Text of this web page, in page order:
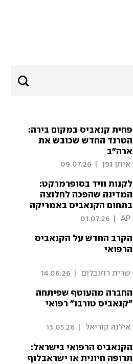
פחית קנאביס במקום בירה:
הטרנד החדש שכובש את
ארה"ב
איתן גפן 09.07.26
לקנות וויד בסופרמרקט:
המדינה שהפכה לחלוצה
בתחום הקנאביס באמריקה
01.07.26
הקרב החדש על הקנאביס
הרפואי
שרית רוזנבלום 14.06.26
החברה מהעוטף שפיתחה
"קנאביס טורבו" רפואי
אילנה קוריאל 13.05.26
הקנאביס הרפואי בישראל:
תרופה חיונית או ישראבלוף